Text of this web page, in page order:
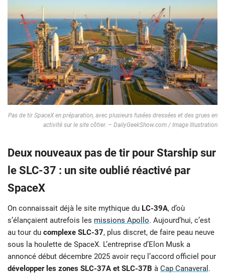
Pas de tir SpaceX en préparation, avec plusieurs fusées dressées et des grues en
activité sur le site côtier. – DailyGeekShow.com / Image Illustration
Deux nouveaux pas de tir pour Starship sur
le SLC-37 : un site oublié réactivé par
SpaceX
On connaissait déjà le site mythique du LC-39A, d’où
s’élançaient autrefois les missions Apollo. Aujourd’hui, c’est
au tour du complexe SLC-37, plus discret, de faire peau neuve
sous la houlette de SpaceX. L’entreprise d’Elon Musk a
annoncé début décembre 2025 avoir reçu l’accord officiel pour
développer les zones SLC-37A et SLC-37B à Cap Canaveral .